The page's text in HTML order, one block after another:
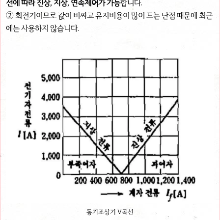
선에 따라 진상, 지상, 연속제어가 가능합니다.
② 회전기이므로 값이 비싸고 유지비용이 많이 드는 단점 때문에 최근
에는 사용하지 않습니다.
동기조상기 V곡선